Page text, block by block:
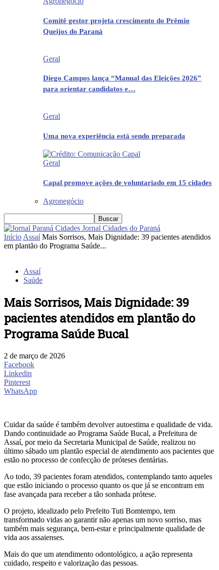
Comitê gestor projeta crescimento do Prêmio
Queijos do Paraná
Geral
Diego Campos lança “Manual das Eleições 2026”
para orientar candidatos e…
Geral
Uma nova experiência está sendo preparada
Geral
Capal promove ações de voluntariado em 15 cidades
Agronegócio
Jornal Cidades do Paraná
Início Assaí Mais Sorrisos, Mais Dignidade: 39 pacientes atendidos
em plantão do Programa Saúde...
Assaí
Saúde
Mais Sorrisos, Mais Dignidade: 39
pacientes atendidos em plantão do
Programa Saúde Bucal
2 de março de 2026
Facebook
Linkedin
Pinterest
WhatsApp
Cuidar da saúde é também devolver autoestima e qualidade de vida.
Dando continuidade ao Programa Saúde Bucal, a Prefeitura de
Assaí, por meio da Secretaria Municipal de Saúde, realizou no
último sábado um plantão especial de atendimento aos pacientes que
estão no processo de confecção de próteses dentárias.
Ao todo, 39 pacientes foram atendidos, contemplando tanto aqueles
que estão iniciando o processo quanto os que já se encontram em
fase avançada para receber a tão sonhada prótese.
O projeto, idealizado pelo Prefeito Tuti Bomtempo, tem
transformado vidas ao garantir não apenas um novo sorriso, mas
também mais segurança, bem-estar e principalmente qualidade de
vida aos assaienses.
Mais do que um atendimento odontológico, a ação representa
cuidado, respeito e valorização das pessoas.